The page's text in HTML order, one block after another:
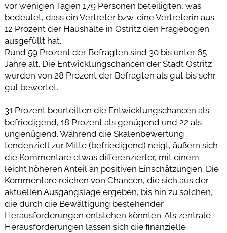
vor wenigen Tagen 179 Personen beteiligten, was
bedeutet, dass ein Vertreter bzw. eine Vertreterin aus
12 Prozent der Haushalte in Ostritz den Fragebogen
ausgefüllt hat.
Rund 59 Prozent der Befragten sind 30 bis unter 65
Jahre alt. Die Entwicklungschancen der Stadt Ostritz
wurden von 28 Prozent der Befragten als gut bis sehr
gut bewertet.
31 Prozent beurteilten die Entwicklungschancen als
befriedigend, 18 Prozent als genügend und 22 als
ungenügend. Während die Skalenbewertung
tendenziell zur Mitte (befriedigend) neigt, äußern sich
die Kommentare etwas differenzierter, mit einem
leicht höheren Anteil an positiven Einschätzungen. Die
Kommentare reichen von Chancen, die sich aus der
aktuellen Ausgangslage ergeben, bis hin zu solchen,
die durch die Bewältigung bestehender
Herausforderungen entstehen könnten. Als zentrale
Herausforderungen lassen sich die finanzielle